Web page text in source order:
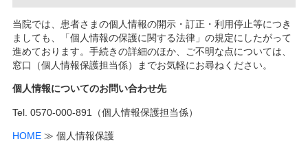
当院では、患者さまの個人情報の開示・訂正・利用停止等につき
ましても、「個人情報の保護に関する法律」の規定にしたがって
進めております。手続きの詳細のほか、ご不明な点については、
窓口（個人情報保護担当係）までお気軽にお尋ねください。
個人情報についてのお問い合わせ先
Tel. 0570-000-891（個人情報保護担当係）
HOME≫ 個人情報保護